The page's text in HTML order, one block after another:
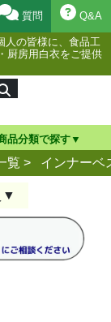
Q&A
質問
人の皆様に、食品工
厨房用白衣をご提供
品分類で探す
覧 > インナーベ